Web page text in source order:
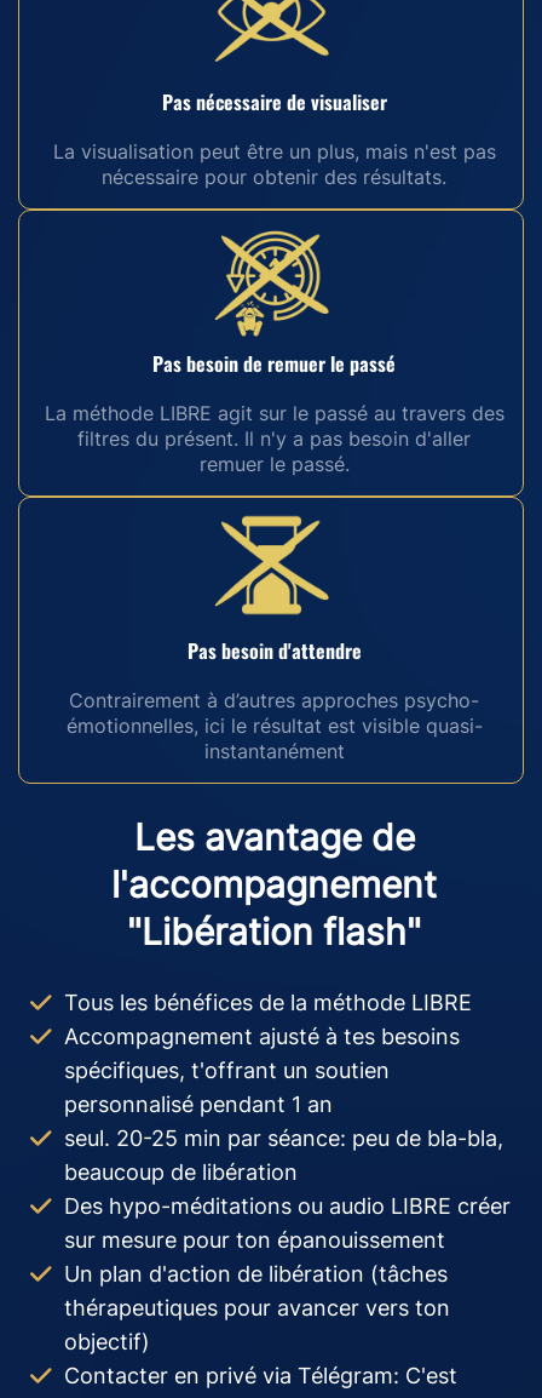
Pas nécessaire de visualiser
La visualisation peut être un plus, mais n'est pas
nécessaire pour obtenir des résultats.
Pas besoin de remuer le passé
La méthode LIBRE agit sur le passé au travers des
filtres du présent. Il n'y a pas besoin d'aller
remuer le passé.
Pas besoin d'attendre
Contrairement à d’autres approches psycho-
émotionnelles, ici le résultat est visible quasi-
instantanément
Les avantage de
l'accompagnement
"Libération flash"
Tous les bénéfices de la méthode LIBRE
Accompagnement ajusté à tes besoins
spécifiques, t'offrant un soutien
personnalisé pendant 1 an
seul. 20-25 min par séance: peu de bla-bla,
beaucoup de libération
Des hypo-méditations ou audio LIBRE créer
sur mesure pour ton épanouissement
Un plan d'action de libération (tâches
thérapeutiques pour avancer vers ton
objectif)
Contacter en privé via Télégram: C'est